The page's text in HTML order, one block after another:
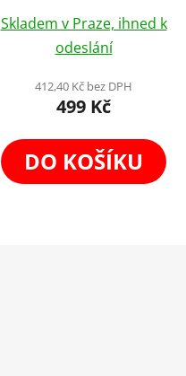
Fotoaparát
hodnocení
produktu
je
5,0
5
hvězdiček.
Skladem v Praze, ihned k
odeslání
412,40 Kč bez DPH
499 Kč
DO KOŠÍKU